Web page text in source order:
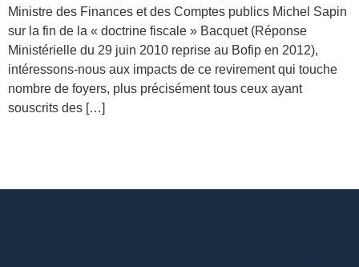
Ministre des Finances et des Comptes publics Michel Sapin
sur la fin de la « doctrine fiscale » Bacquet (Réponse
Ministérielle du 29 juin 2010 reprise au Bofip en 2012),
intéressons-nous aux impacts de ce revirement qui touche
nombre de foyers, plus précisément tous ceux ayant
souscrits des […]